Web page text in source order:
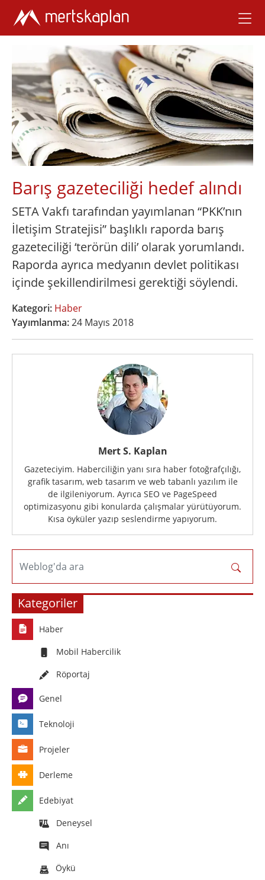
Barış gazeteciliği hedef alındı
SETA Vakfı tarafından yayımlanan “PKK’nın
İletişim Stratejisi” başlıklı raporda barış
gazeteciliği ‘terörün dili’ olarak yorumlandı.
Raporda ayrıca medyanın devlet politikası
içinde şekillendirilmesi gerektiği söylendi.
Kategori: Haber
Yayımlanma:24 Mayıs 2018
Mert S. Kaplan
Gazeteciyim. Haberciliğin yanı sıra haber fotoğrafçılığı,
grafik tasarım, web tasarım ve web tabanlı yazılım ile
de ilgileniyorum. Ayrıca SEO ve PageSpeed
optimizasyonu gibi konularda çalışmalar yürütüyorum.
Kısa öyküler yazıp seslendirme yapıyorum.
Weblog'da ara
Kategoriler
Haber
Mobil Habercilik
Röportaj
Genel
Teknoloji
Projeler
Derleme
Edebiyat
Deneysel
Anı
Öykü